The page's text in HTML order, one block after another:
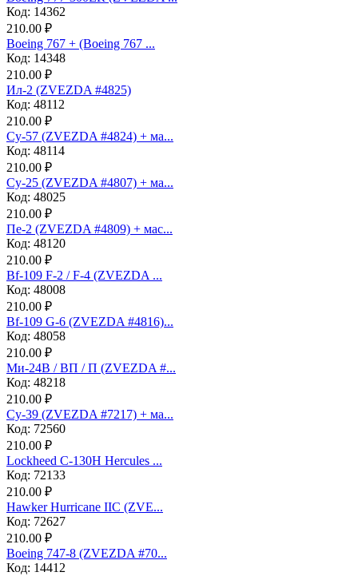
Код: 14362
210.00 ₽
Boeing 767 + (Boeing 767 ...
Код: 14348
210.00 ₽
Ил-2 (ZVEZDA #4825)
Код: 48112
210.00 ₽
Су-57 (ZVEZDA #4824) + ма...
Код: 48114
210.00 ₽
Су-25 (ZVEZDA #4807) + ма...
Код: 48025
210.00 ₽
Пе-2 (ZVEZDA #4809) + мас...
Код: 48120
210.00 ₽
Bf-109 F-2 / F-4 (ZVEZDA ...
Код: 48008
210.00 ₽
Bf-109 G-6 (ZVEZDA #4816)...
Код: 48058
210.00 ₽
Ми-24В / ВП / П (ZVEZDA #...
Код: 48218
210.00 ₽
Су-39 (ZVEZDA #7217) + ма...
Код: 72560
210.00 ₽
Lockheed C-130H Hercules ...
Код: 72133
210.00 ₽
Hawker Hurricane IIC (ZVE...
Код: 72627
210.00 ₽
Boeing 747-8 (ZVEZDA #70...
Код: 14412